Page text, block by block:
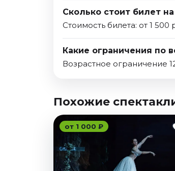
Сколько стоит билет
Стоимость билета: от 1 500
Какие ограничения по
Возрастное ограничение
Похожие
от 1 000 ₽